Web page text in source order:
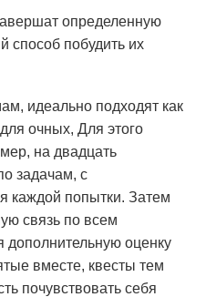
определенную
способ побудить их
идеально подходят как
очных, Для этого
на двадцать
задачам, с
каждой попытки. Затем
связь по всем
дополнительную оценку
вместе, квесты тем
почувствовать себя